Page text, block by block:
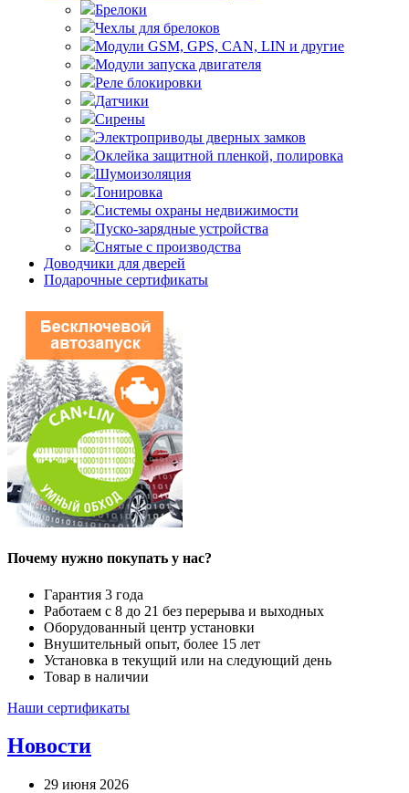
Брелоки
Чехлы для брелоков
Модули GSM, GPS, CAN, LIN и другие
Модули запуска двигателя
Реле блокировки
Датчики
Сирены
Электроприводы дверных замков
Оклейка защитной пленкой, полировка
Шумоизоляция
Тонировка
Системы охраны недвижимости
Пуско-зарядные устройства
Снятые с производства
Доводчики для дверей
Подарочные сертификаты
Почему нужно покупать у нас?
Гарантия 3 года
Работаем с 8 до 21 без перерыва и выходных
Оборудованный центр установки
Внушительный опыт, более 15 лет
Установка в текущий или на следующий день
Товар в наличии
Наши сертификаты
Новости
29 июня 2026